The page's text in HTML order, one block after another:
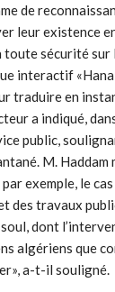
de
leur existence
sécurité
interactif
traduire en
a indiqué,
public,
M.
exemple, le cas
travaux
dont
algériens que
a-t-il souligné.